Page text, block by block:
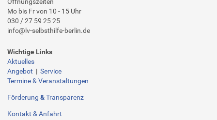
Mo bis Fr von 10 - 15 Uhr
030 / 27 59 25 25
info@lv-selbsthilfe-berlin.de
Wichtige Links
Aktuelles
Angebot | Service
Termine & Veranstaltungen
Förderung &Transparenz
Kontakt & Anfahrt